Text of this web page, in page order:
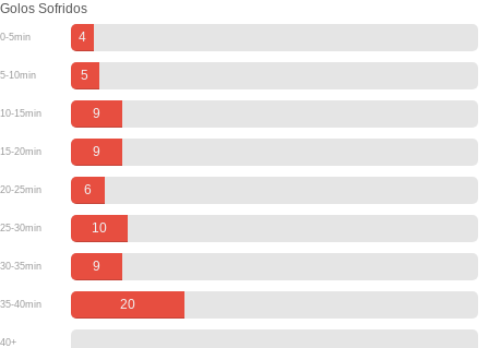
Golos Sofridos
0-5min 4
5-10min 5
10-15min 9
15-20min 9
20-25min 6
25-30min 10
30-35min 9
35-40min 20
40+